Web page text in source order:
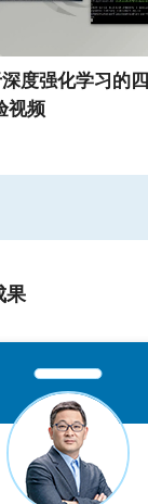
度强化学习的
视频
果